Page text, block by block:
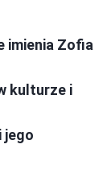
imienia Zofia
kulturze i
jego